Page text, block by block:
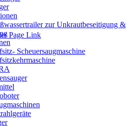
Page Link
zur Unkrautbeseitigung &
Scheuersaugmaschine